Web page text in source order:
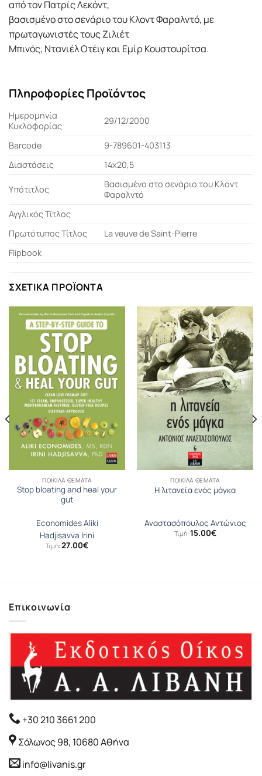
από τον Πατρίς Λεκόντ,
βασισμένο στο σενάριο του Κλοντ Φαραλντό, με
πρωταγωνιστές τους Ζιλιέτ
Μπινός, Ντανιέλ Οτέιγ και Εμίρ Κουστουρίτσα.
Πληροφορίες Προϊόντος
Ημερομηνία
Κυκλοφορίας
29/12/2000
Barcode
9-789601-403113
Διαστάσεις
14x20,5
Υπότιτλος
Βασισμένο στο σενάριο του Κλοντ
Φαραλντό
Αγγλικός Τίτλος
Πρωτότυπος Τίτλος
La veuve de Saint-Pierre
Flipbook
ΣΧΕΤΙΚΆ ΠΡΟΪΌΝΤΑ
ΠΟΙΚΊΛΑ ΘΈΜΑΤΑ
Stop bloating and heal your
gut
Economides Aliki
Hadjisavva Irini
Τιμή: 27.00€
ΠΟΙΚΊΛΑ ΘΈΜΑΤΑ
Η λιτανεία ενός μάγκα
Αναστασόπουλος Αντώνιος
Τιμή: 15.00€
Επικοινωνία
+30 210 3661 200
Σόλωνος 98, 10680 Αθήνα
info@livanis.gr